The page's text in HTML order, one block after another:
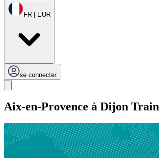
FR | EUR
se connecter
Aix-en-Provence à Dijon Train